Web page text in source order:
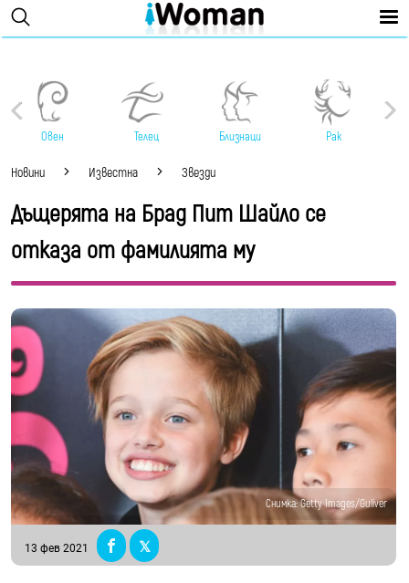
Овен Телец Близнаци Рак
Новини Известна Звезди
Дъщерята на Брад Пит Шайло се
отказа от фамилията му
Снимка: Getty Images/Guliver
13 фев 2021